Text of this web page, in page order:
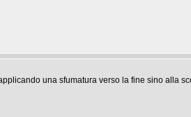
una sfumatura verso la fine sino alla